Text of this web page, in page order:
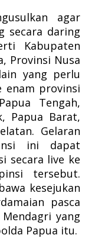
agar
secara daring
Kabupaten
Provinsi Nusa
yang perlu
enam provinsi
Tengah,
Papua Barat,
Gelaran
ini dapat
secara live ke
tersebut.
kesejukan
pasca
yang
Papua itu.